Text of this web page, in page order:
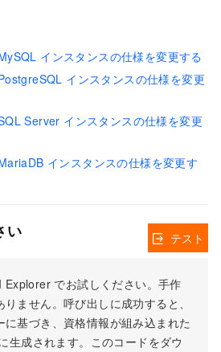
インスタンスの仕様を変更する
インスタンスの仕様を変更
Server インスタンスの仕様を変更
インスタンスの仕様を変更す
い
でお試しください。手作
ません。呼び出しに成功すると、
に基づき、資格情報が組み込まれた
生成されます。このコードをダウ
テスト